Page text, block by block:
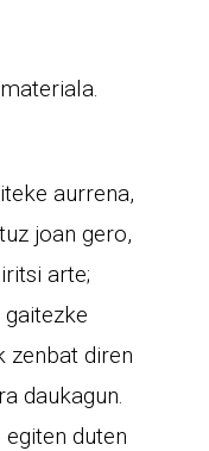
aurrena,
joan gero,
arte;
zenbat diren
daukagun.
duten